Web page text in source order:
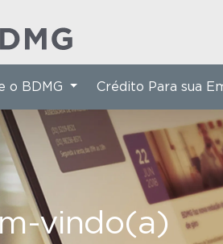
vindo(a)
o BDMG Crédito Para sua